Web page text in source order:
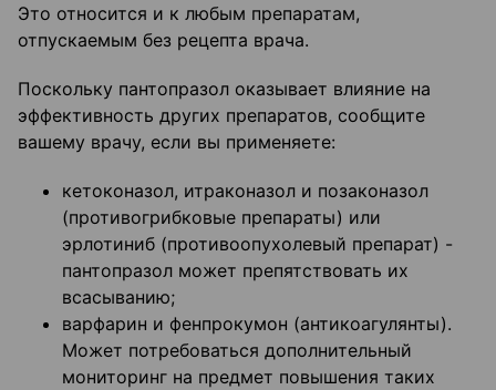
Это относится и к любым препаратам,
отпускаемым без рецепта врача.
Поскольку пантопразол оказывает влияние на
эффективность других препаратов, сообщите
вашему врачу, если вы применяете:
кетоконазол, итраконазол и позаконазол
(противогрибковые препараты) или
эрлотиниб (противоопухолевый препарат) -
пантопразол может препятствовать их
всасыванию;
варфарин и фенпрокумон (антикоагулянты).
Может потребоваться дополнительный
мониторинг на предмет повышения таких